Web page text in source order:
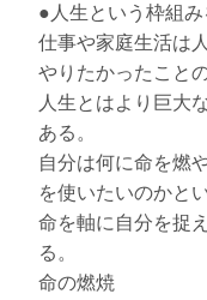
●人生という枠組
仕事や家庭生活は
やりたかったこと
人生とはより巨大
ある。
自分は何に命を燃
を使いたいのかと
命を軸に自分を捉
る。
命の燃焼